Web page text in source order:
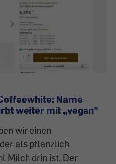
Name
weiter mit „vegan"
wir einen
als pflanzlich
Milch drin ist. Der